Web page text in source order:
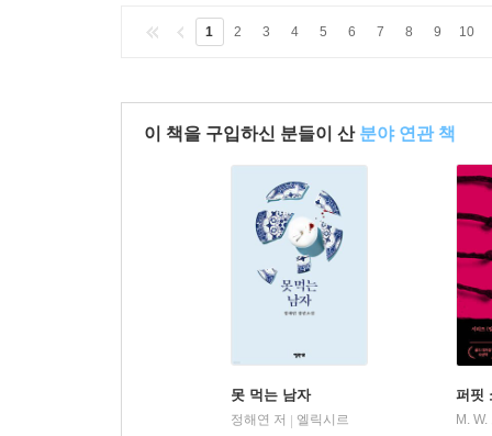
1 2 3 4 5 6 7 8 9 10
이 책을 구입하신 분들이 산 분야 연관 책
못 먹는 남자
정해연 저 | 엘릭시르
퍼핏